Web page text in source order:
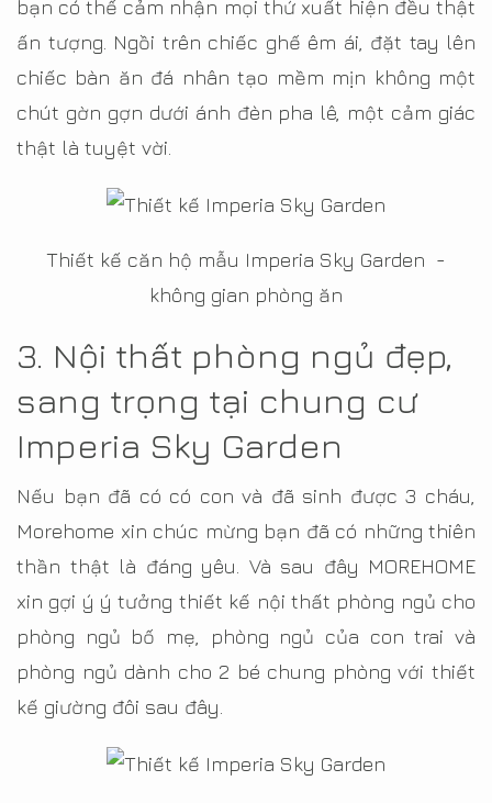
bạn có thể cảm nhận mọi thứ xuất hiện đều thật
ấn tượng. Ngồi trên chiếc ghế êm ái, đặt tay lên
chiếc bàn ăn đá nhân tạo mềm mịn không một
chút gờn gợn dưới ánh đèn pha lê, một cảm giác
thật là tuyệt vời.
Thiết kế căn hộ mẫu Imperia Sky Garden -
không gian phòng ăn
3. Nội thất phòng ngủ đẹp,
sang trọng tại chung cư
Imperia Sky Garden
Nếu bạn đã có có con và đã sinh được 3 cháu,
Morehome xin chúc mừng bạn đã có những thiên
thần thật là đáng yêu. Và sau đây MOREHOME
xin gợi ý ý tưởng thiết kế nội thất phòng ngủ cho
phòng ngủ bố mẹ, phòng ngủ của con trai và
phòng ngủ dành cho 2 bé chung phòng với thiết
kế giường đôi sau đây.